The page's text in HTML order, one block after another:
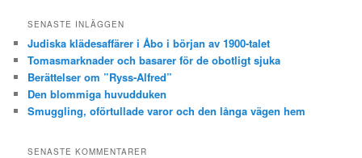
SENASTE INLÄGGEN
Judiska klädesaffärer i Åbo i början av 1900-talet
Tomasmarknader och basarer för de obotligt sjuka
Berättelser om ”Ryss-Alfred”
Den blommiga huvudduken
Smuggling, oförtullade varor och den långa vägen hem
SENASTE KOMMENTARER